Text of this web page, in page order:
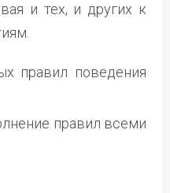
и тех, и других к
правил поведения
правил всеми